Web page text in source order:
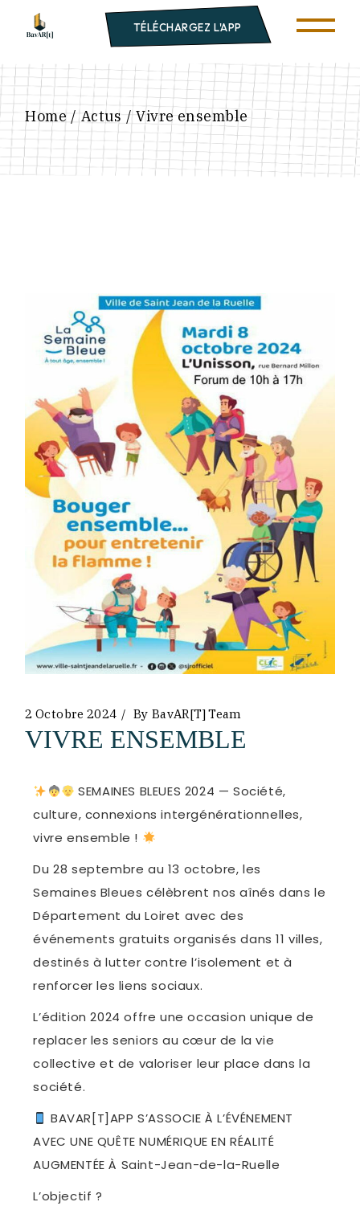
TÉLÉCHARGEZ L'APP
Home Actus Vivre ensemble
2 Octobre 2024 By BavAR[t] Team
VIVRE ENSEMBLE
SEMAINES BLEUES 2024 — Société,
culture, connexions intergénérationnelles,
vivre ensemble !
Du 28 septembre au 13 octobre, les
Semaines Bleues célèbrent nos aînés dans le
Département du Loiret avec des
événements gratuits organisés dans 11 villes,
destinés à lutter contre l’isolement et à
renforcer les liens sociaux.
L’édition 2024 offre une occasion unique de
replacer les seniors au cœur de la vie
collective et de valoriser leur place dans la
société.
BAVAR[T]APP S’ASSOCIE À L’ÉVÉNEMENT
AVEC UNE QUÊTE NUMÉRIQUE EN RÉALITÉ
AUGMENTÉE À Saint-Jean-de-la-Ruelle
L’objectif ?